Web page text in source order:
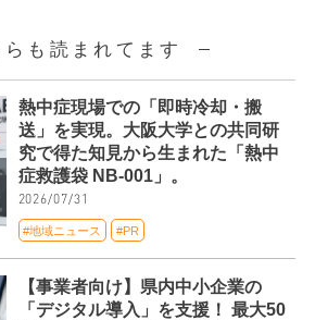
らも読まれてます
熱中症現場での「即時冷却・搬
送」を実現。大阪大学との共同研
究で得た知見から生まれた「熱中
症救護袋 NB-001」。
2026/07/31
#地域ニュース #PR
【事業者向け】県内中小企業の
「デジタル導入」を支援！ 最大50